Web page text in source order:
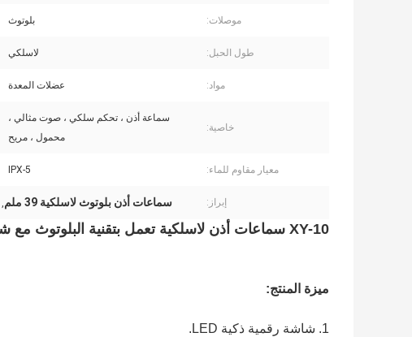
موصلات: بلوتوث
طول الحبل: لاسلكي
مواد: عضلات المعدة
خاصية:
سماعة أذن ، تحكم سلكي ، صوت مثالي ،
محمول ، مريح
معيار مقاوم للماء: IPX-5
إبراز: سماعات أذن بلوتوث لاسلكية 39 ملم ,
XY-10 سماعات أذن لاسلكية تعمل بتقنية البلوتوث مع شاشة بطارية LCD لاسلكية في سماعات الأذن
ميزة المنتج:
1. شاشة رقمية ذكية LED.